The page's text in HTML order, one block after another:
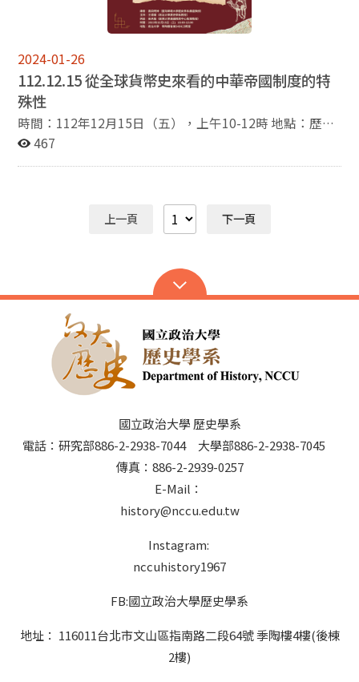
2024-01-26
112.12.15 從全球貨幣史來看的中華帝國制度的特
殊性
時間：112年12月15日（五），上午10-12時 地點：歷史
系會議室（340423室） 題目：從全球貨幣史來看的中華
467
上一頁 下一頁
國立政治大學 歷史學系
電話：研究部886-2-2938-7044 大學部886-2-2938-7045
傳真：886-2-2939-0257
E-Mail：
history@nccu.edu.tw
Instagram:
nccuhistory1967
FB:國立政治大學歷史學系
地址： 116011台北市文山區指南路二段64號 季陶樓4樓(後棟
2樓)